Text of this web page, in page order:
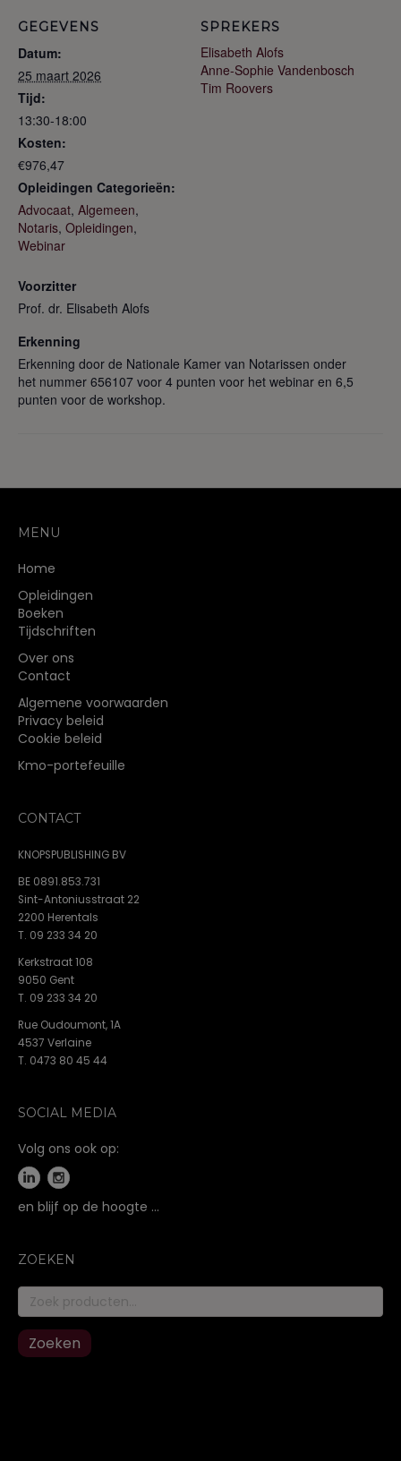
GEGEVENS
Datum:
25 maart 2026
Tijd:
13:30-18:00
Kosten:
€976,47
Opleidingen Categorieën:
Advocaat, Algemeen,
Notaris, Opleidingen,
Webinar
SPREKERS
Elisabeth Alofs
Anne-Sophie Vandenbosch
Tim Roovers
Voorzitter
Prof. dr. Elisabeth Alofs
Erkenning
Erkenning door de Nationale Kamer van Notarissen onder
het nummer 656107 voor 4 punten voor het webinar en 6,5
punten voor de workshop.
MENU
Home
Opleidingen
Boeken
Tijdschriften
Over ons
Contact
Algemene voorwaarden
Privacy beleid
Cookie beleid
Kmo-portefeuille
CONTACT
KNOPSPUBLISHING BV
BE 0891.853.731
Sint-Antoniusstraat 22
2200 Herentals
T. 09 233 34 20
Kerkstraat 108
9050 Gent
T. 09 233 34 20
Rue Oudoumont, 1A
4537 Verlaine
T. 0473 80 45 44
SOCIAL MEDIA
Volg ons ook op:
en blijf op de hoogte …
ZOEKEN
Zoeken
naar:
Zoeken